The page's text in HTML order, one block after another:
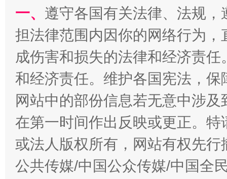
揭开“小金库”的免责幌子
一、 遵守各国有关法律、法规
担法律范围内因你的网络行为
成伤害和损失的法律和经济责
和经济责任。维护各国宪法，
网站中的部份信息若无意中涉
在第一时间作出反映或更正。
或法人版权所有，网站有权先
公共传媒/中国公众传媒/中国全